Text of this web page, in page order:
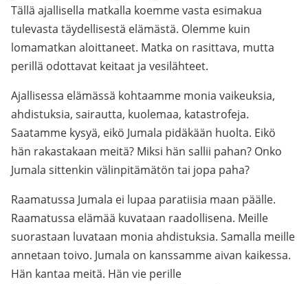
Tällä ajallisella matkalla koemme vasta esimakua
tulevasta täydellisestä elämästä. Olemme kuin
lomamatkan aloittaneet. Matka on rasittava, mutta
perillä odottavat keitaat ja vesilähteet.
Ajallisessa elämässä kohtaamme monia vaikeuksia,
ahdistuksia, sairautta, kuolemaa, katastrofeja.
Saatamme kysyä, eikö Jumala pidäkään huolta. Eikö
hän rakastakaan meitä? Miksi hän sallii pahan? Onko
Jumala sittenkin välinpitämätön tai jopa paha?
Raamatussa Jumala ei lupaa paratiisia maan päälle.
Raamatussa elämää kuvataan raadollisena. Meille
suorastaan luvataan monia ahdistuksia. Samalla meille
annetaan toivo. Jumala on kanssamme aivan kaikessa.
Hän kantaa meitä. Hän vie perille